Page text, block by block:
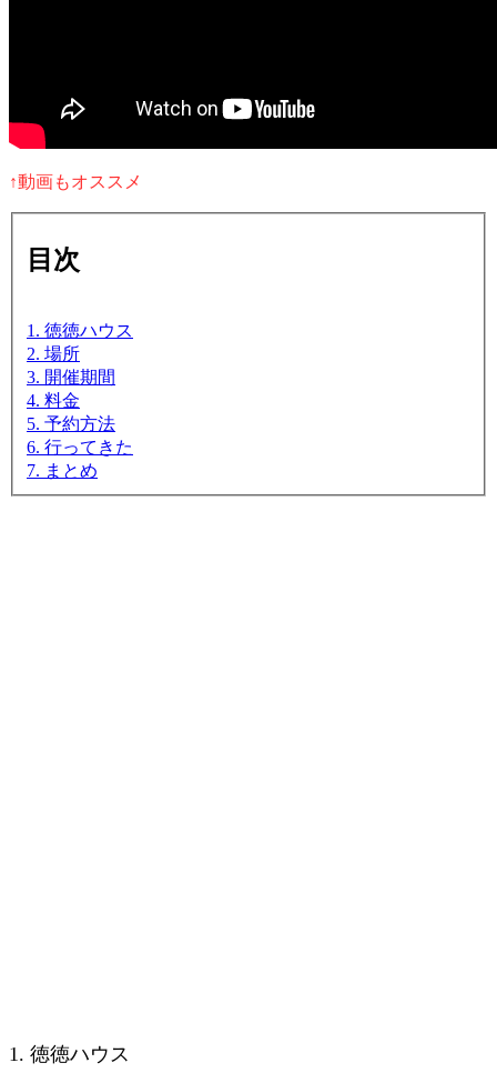
↑動画もオススメ
目次
1. 徳徳ハウス
2. 場所
3. 開催期間
4. 料金
5. 予約方法
6. 行ってきた
7. まとめ
1. 徳徳ハウス